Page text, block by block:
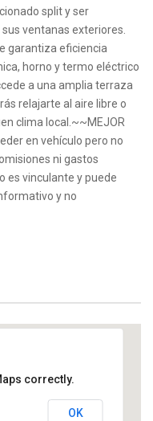
split y ser
ventanas exteriores.
garantiza eficiencia
horno y termo eléctrico
a una amplia terraza
relajarte al aire libre o
clima local.~~MEJOR
en vehículo pero no
ni gastos
es vinculante y puede
y no
correctly.
OK